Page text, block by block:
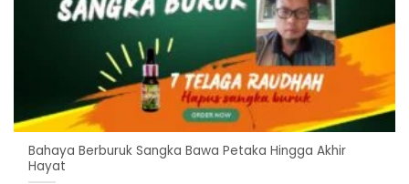
Bahaya Berburuk Sangka Bawa Petaka Hingga Akhir
Hayat